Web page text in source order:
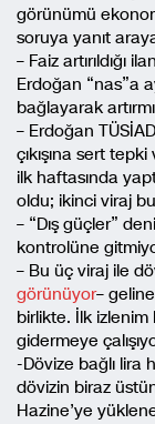
görünümü
soruya yanıt
– Faiz artırıldığı
Erdoğan “nas”a
bağlayarak
– Erdoğan
çıkışına sert
ilk haftasında
oldu; ikinci viraj
– “Dış güçler”
kontrolüne
– Bu üç viraj ile
görünüyor–
birlikte. İlk izlenim
gidermeye
-Dövize bağlı lira
dövizin biraz
Hazine’ye